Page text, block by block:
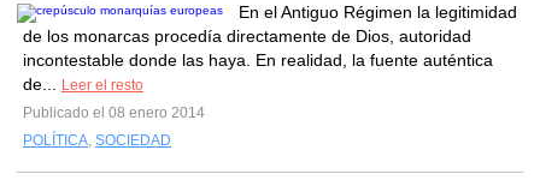
En el Antiguo Régimen la legitimidad
de los monarcas procedía directamente de Dios, autoridad
incontestable donde las haya. En realidad, la fuente auténtica
de...
Leer el resto
Publicado el 08 enero 2014
POLÍTICA, SOCIEDAD